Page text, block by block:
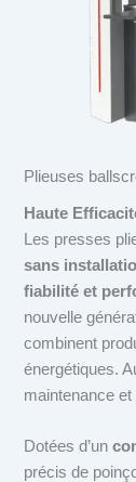
Plieuses
Haute
Les presses
sans
fiabilité et
nouvelle
combinent
énergétiques.
maintenance
Dotées d’un
précis de